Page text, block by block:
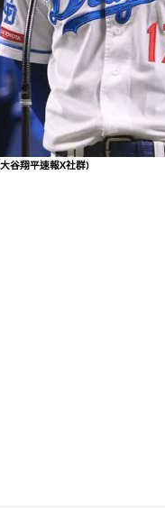
谷翔平速報X社群)